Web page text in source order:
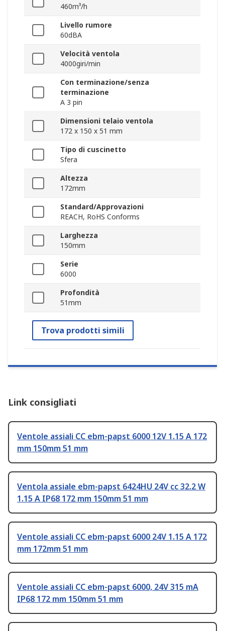
460m³/h
Livello rumore
60dBA
Velocità ventola
4000giri/min
Con terminazione/senza
terminazione
A 3 pin
Dimensioni telaio ventola
172 x 150 x 51 mm
Tipo di cuscinetto
Sfera
Altezza
172mm
Standard/Approvazioni
REACH, RoHS Conforms
Larghezza
150mm
Serie
6000
Profondità
51mm
Trova prodotti simili
Link consigliati
Ventole assiali CC ebm-papst 6000 12V 1.15 A 172
mm 150mm 51 mm
Ventola assiale ebm-papst 6424HU 24V cc 32.2 W
1.15 A IP68 172 mm 150mm 51 mm
Ventole assiali CC ebm-papst 6000 24V 1.15 A 172
mm 172mm 51 mm
Ventole assiali CC ebm-papst 6000, 24V 315 mA
IP68 172 mm 150mm 51 mm